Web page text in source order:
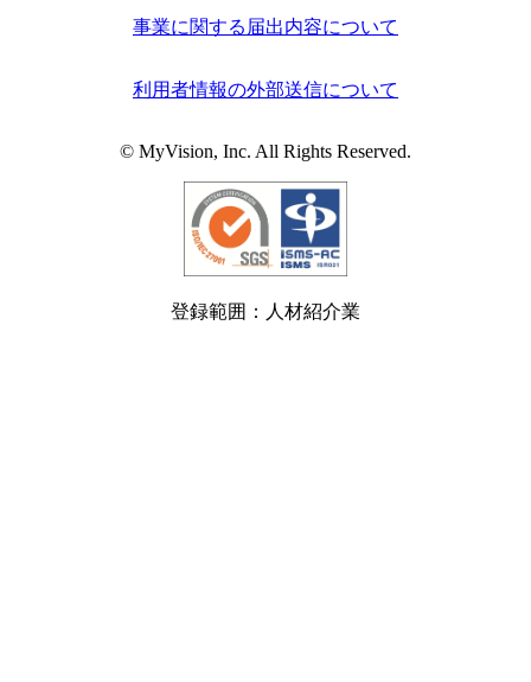
事業に関する届出内容について
利用者情報の外部送信について
© MyVision, Inc. All Rights Reserved.
登録範囲：人材紹介業